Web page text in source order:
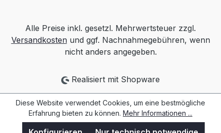
Alle Preise inkl. gesetzl. Mehrwertsteuer zzgl.
Versandkostenund ggf. Nachnahmegebühren, wenn
nicht anders angegeben.
Realisiert mit Shopware
Diese Website verwendet Cookies, um eine bestmögliche
Erfahrung bieten zu können. Mehr Informationen ...